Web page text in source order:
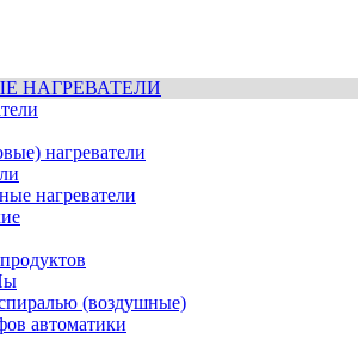
НАГРЕВАТЕЛИ
нагреватели
нагреватели
(воздушные)
автоматики